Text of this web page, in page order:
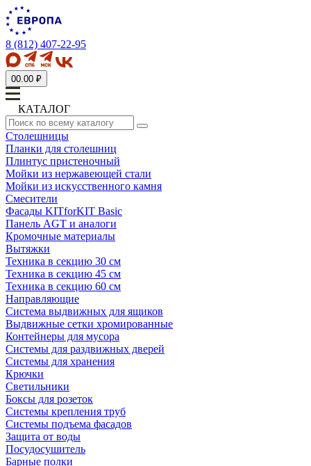
8 (812) 407-22-95
00.00 ₽
КАТАЛОГ
Столешницы
Планки для столешниц
Плинтус пристеночный
Мойки из нержавеющей стали
Мойки из искусственного камня
Смесители
Фасады KITforKIT Basic
Панель AGT и аналоги
Кромочные материалы
Вытяжки
Техника в секцию 30 см
Техника в секцию 45 см
Техника в секцию 60 см
Направляющие
Система выдвижных для ящиков
Выдвижные сетки хромированные
Контейнеры для мусора
Системы для раздвижных дверей
Системы для хранения
Крючки
Светильники
Боксы для розеток
Системы крепления труб
Системы подъема фасадов
Защита от воды
Посудосушитель
Барные полки